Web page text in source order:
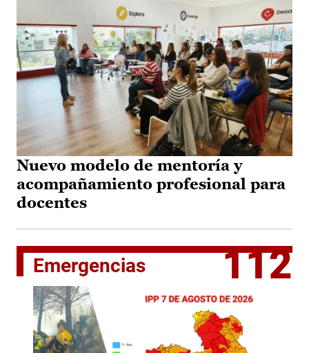
Nuevo modelo de mentoría y
acompañamiento profesional para
docentes
Emergencias 112